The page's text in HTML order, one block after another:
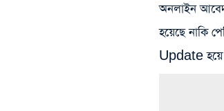
অনলাইন
হয়েছে নাকি
Update হয়ে